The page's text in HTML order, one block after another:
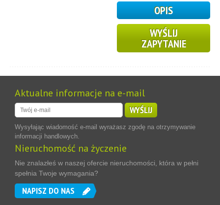
OPIS
WYŚLIJ
ZAPYTANIE
Aktualne informacje na e-mail
WYŚLIJ
Wysyłając wiadomość e-mail wyrażasz zgodę na otrzymywanie
informacji handlowych.
Nieruchomość na życzenie
Nie znalazłeś w naszej ofercie nieruchomości, która w pełni
spełnia Twoje wymagania?
NAPISZ DO NAS